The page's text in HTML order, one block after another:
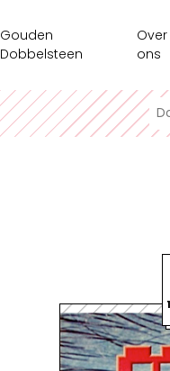
kleuter
lager
Gouden
Dobbelsteen
Over
ons